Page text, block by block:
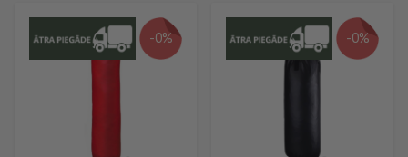
-0% -0%